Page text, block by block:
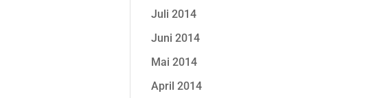
Juli 2014
Juni 2014
Mai 2014
April 2014